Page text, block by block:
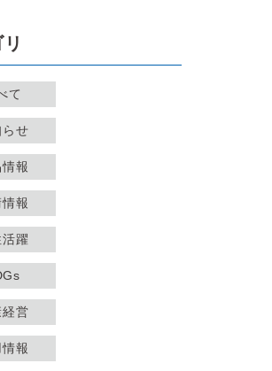
て
らせ
報
報
躍
営
報